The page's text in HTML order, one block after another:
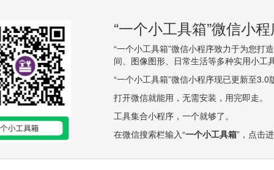
“一个小工具箱”微信小
“一个小工具箱”微信小程序致力于为您打
间、图像图形、日常生活等多种实用小工
“一个小工具箱”微信小程序现已更新至
打开微信就能用，无需安装，用完即走。
工具集合小程序，一个就够了。
在微信搜索栏输入“一个小工具箱”，点击